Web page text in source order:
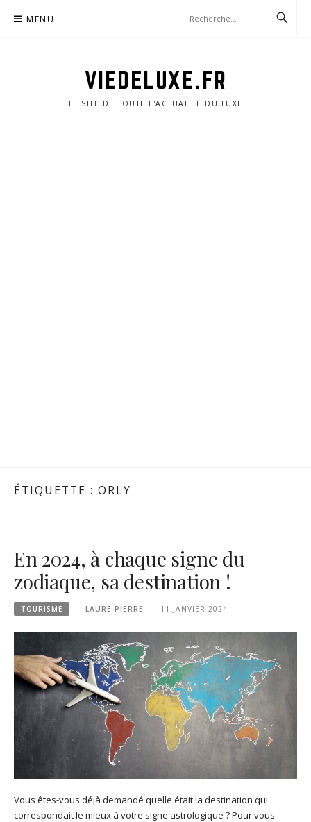
MENU
VIEDELUXE.FR
LE SITE DE TOUTE L'ACTUALITÉ DU LUXE
ÉTIQUETTE : ORLY
En 2024, à chaque signe du
zodiaque, sa destination !
TOURISME LAURE PIERRE 11 JANVIER 2024
Vous êtes-vous déjà demandé quelle était la destination qui
correspondait le mieux à votre signe astrologique ? Pour vous